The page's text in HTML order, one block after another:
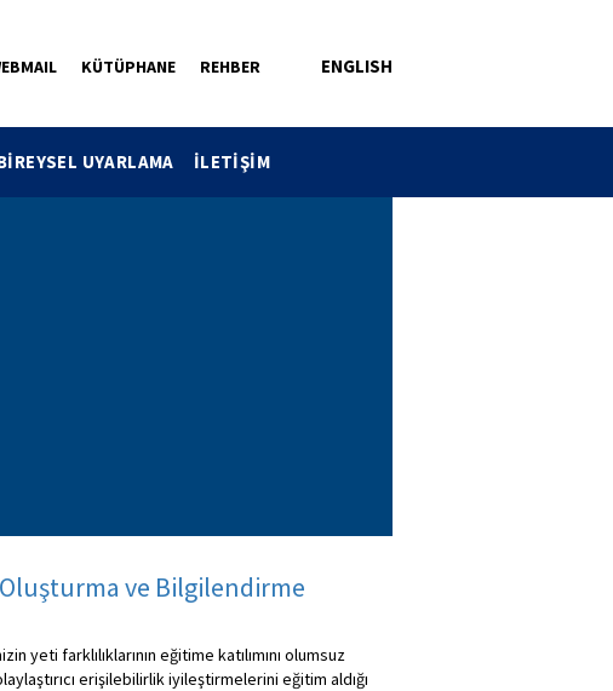
ENGLISH
KÜTÜPHANE REHBER
UYARLAMA İLETİŞİM
ve Bilgilendirme
farklılıklarının eğitime katılımını olumsuz
erişilebilirlik iyileştirmelerini eğitim aldığı